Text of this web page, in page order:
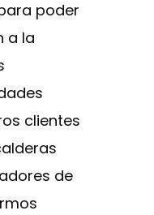
poder
a la
clientes
de